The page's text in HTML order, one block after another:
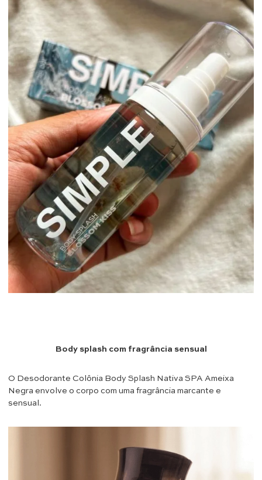
Body splash com fragrância sensual
O Desodorante Colônia Body Splash Nativa SPA Ameixa
Negra envolve o corpo com uma fragrância marcante e
sensual.